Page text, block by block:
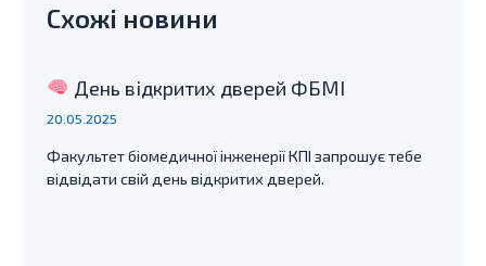
Схожі новини
День відкритих дверей ФБМІ
20.05.2025
Факультет біомедичної інженерії КПІ запрошує тебе
відвідати свій день відкритих дверей.